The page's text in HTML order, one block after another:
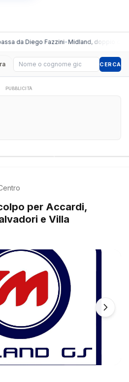
da Diego Fazzini•Midland, doppio colpo
Cerca giocatore CERCA
PUBBLICITÀ
per Accardi,
e Villa